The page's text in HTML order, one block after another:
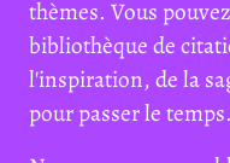
thèmes. Vous
bibliothèque de
l'inspiration, de la
pour passer le temps.